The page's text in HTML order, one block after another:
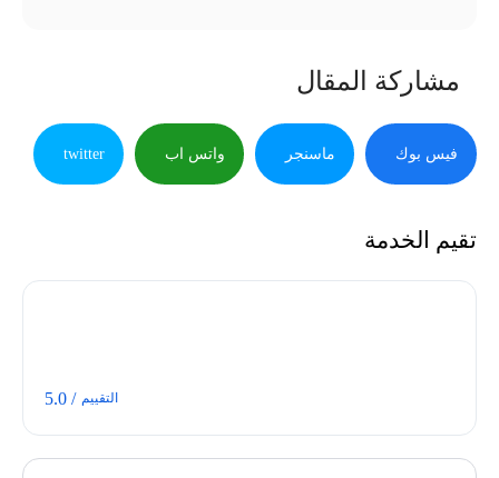
مشاركة المقال
فيس بوك ماسنجر واتس اب twitter
تقيم الخدمة
التقييم / 5.0